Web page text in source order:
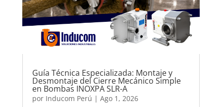
Guía Técnica Especializada: Montaje y
Desmontaje del Cierre Mecánico Simple
en Bombas INOXPA SLR-A
por Inducom Perú | Ago 1, 2026